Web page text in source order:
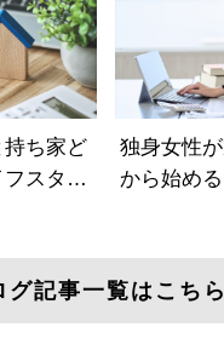
グ記事一覧はこちら